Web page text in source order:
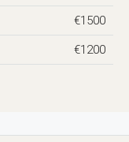
€1500
€1200